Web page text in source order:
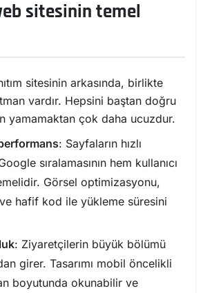
sitesinin temel
sitesinin arkasında, birlikte
vardır. Hepsini baştan doğru
yamamaktan çok daha ucuzdur.
: Sayfaların hızlı
sıralamasının hem kullanıcı
Görsel optimizasyonu,
hafif kod ile yükleme süresini
: Ziyaretçilerin büyük bölümü
girer. Tasarımı mobil öncelikli
boyutunda okunabilir ve